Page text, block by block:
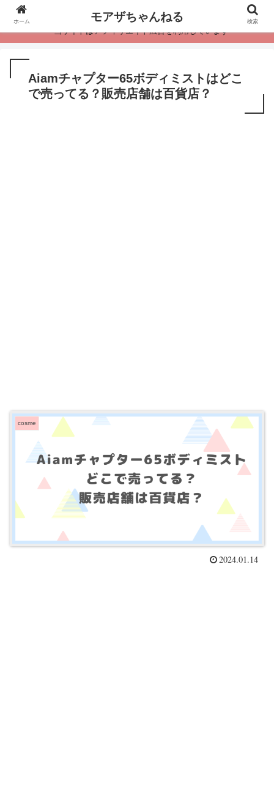
・当サイトはアフィリエイト広告を利用しています
Aiamチャプター65ボディミストはどこ
で売ってる？販売店舗は百貨店？
cosme
2024.01.14
ホーム モアザちゃんねる 検索